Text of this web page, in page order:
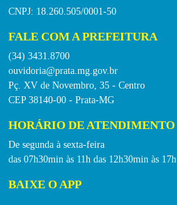
CNPJ: 18.260.505/0001-50
FALE COM A PREFEITURA
(34) 3431.8700
ouvidoria@prata.mg.gov.br
Pç. XV de Novembro, 35 - Centro
CEP 38140-00 - Prata-MG
HORÁRIO DE ATENDIMENTO
De segunda à sexta-feira
das 07h30min às 11h das 12h30min às 17h
BAIXE O APP